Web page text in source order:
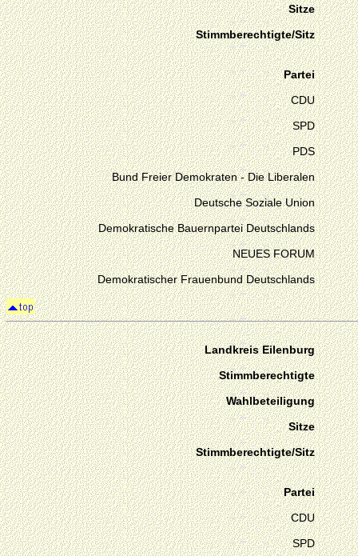
Sitze
Stimmberechtigte/Sitz
Partei
CDU
SPD
PDS
Bund Freier Demokraten - Die Liberalen
Deutsche Soziale Union
Demokratische Bauernpartei Deutschlands
NEUES FORUM
Demokratischer Frauenbund Deutschlands
Landkreis Eilenburg
Stimmberechtigte
Wahlbeteiligung
Sitze
Stimmberechtigte/Sitz
Partei
CDU
SPD